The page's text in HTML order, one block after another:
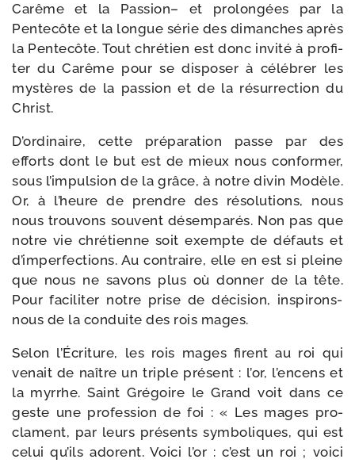
Carême et la Passion– et pro­lon­gées par la
Pentecôte et la longue série des dimanches après
la Pentecôte. Tout chré­tien est donc invi­té à pro­fi­
ter du Carême pour se dis­po­ser à célé­brer les
mys­tères de la pas­sion et de la résur­rec­tion du
Christ.
D’ordinaire, cette pré­pa­ra­tion passe par des
efforts dont le but est de mieux nous confor­mer,
sous l’impulsion de la grâce, à notre divin Modèle.
Or, à l’heure de prendre des réso­lu­tions, nous
nous trou­vons sou­vent désem­pa­rés. Non pas que
notre vie chré­tienne soit exempte de défauts et
d’imperfections. Au contraire, elle en est si pleine
que nous ne savons plus où don­ner de la tête.
Pour faci­li­ter notre prise de déci­sion, inspirons-​
nous de la conduite des rois mages.
Selon l’Écriture, les rois mages firent au roi qui
venait de naître un triple pré­sent : l’or, l’encens et
la myrrhe. Saint Grégoire le Grand voit dans ce
geste une pro­fes­sion de foi : « Les mages pro­
clament, par leurs pré­sents sym­bo­liques, qui est
celui qu’ils adorent. Voici l’or : c’est un roi ; voi­ci